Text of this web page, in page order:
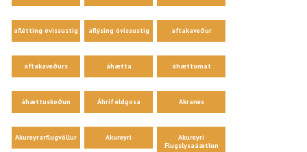
aflétting óvissustig aflýsing óvissustig aftakaveður
aftakaveðurs áhætta áhættumat
áhættuskoðun Áhrif eldgosa Akranes
Akureyrarflugvöllur Akureyri
Akureyri
Flugslysaáætlun